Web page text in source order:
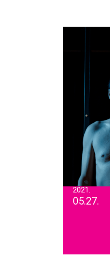
2021.
05.27.